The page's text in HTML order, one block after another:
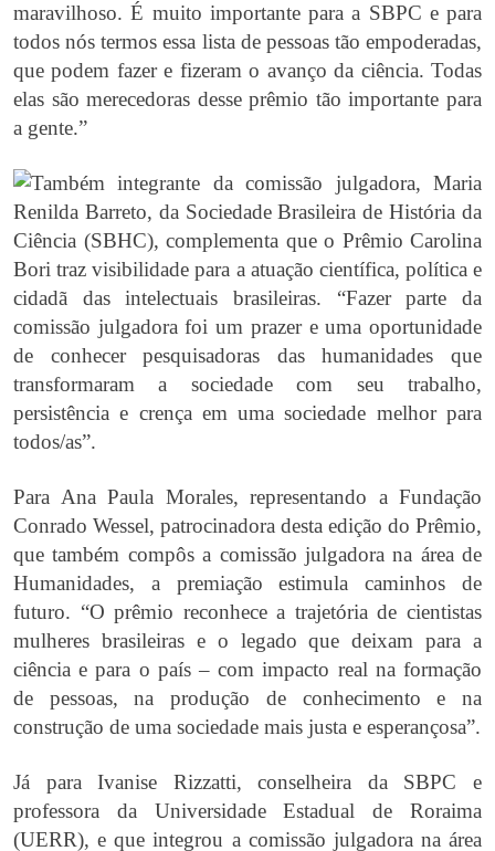
maravilhoso. É muito importante para a SBPC e para
todos nós termos essa lista de pessoas tão empoderadas,
que podem fazer e fizeram o avanço da ciência. Todas
elas são merecedoras desse prêmio tão importante para
a gente.”
Também integrante da comissão julgadora, Maria
Renilda Barreto, da Sociedade Brasileira de História da
Ciência (SBHC), complementa que o Prêmio Carolina
Bori traz visibilidade para a atuação científica, política e
cidadã das intelectuais brasileiras. “Fazer parte da
comissão julgadora foi um prazer e uma oportunidade
de conhecer pesquisadoras das humanidades que
transformaram a sociedade com seu trabalho,
persistência e crença em uma sociedade melhor para
todos/as”.
Para Ana Paula Morales, representando a Fundação
Conrado Wessel, patrocinadora desta edição do Prêmio,
que também compôs a comissão julgadora na área de
Humanidades, a premiação estimula caminhos de
futuro. “O prêmio reconhece a trajetória de cientistas
mulheres brasileiras e o legado que deixam para a
ciência e para o país – com impacto real na formação
de pessoas, na produção de conhecimento e na
construção de uma sociedade mais justa e esperançosa”.
Já para Ivanise Rizzatti, conselheira da SBPC e
professora da Universidade Estadual de Roraima
(UERR), e que integrou a comissão julgadora na área